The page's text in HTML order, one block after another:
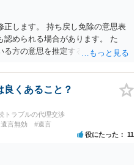
正します。 持ち戻し免除の意思表
認められる場合があります。 た
る方の意思を推定することになり
確にしておいていただくべきとい
るような回答でした。失礼しまし
る生前贈与による特別受益の持ち
ーソドックスなものですが、ご
、特別受益となりそうな贈与に
いてご相談してみてはいかがで
くあること？
トラブルの代理交渉
言無効 #遺言
役にたった 11